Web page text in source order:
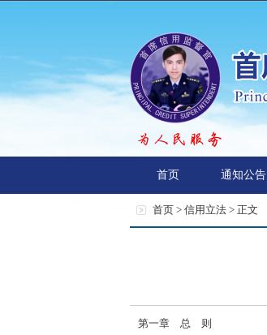
首页 通知公告
首页 > 信用立法 > 正文
第一章 总 则